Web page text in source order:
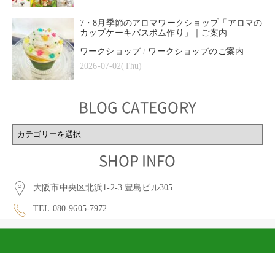
7・8月季節のアロマワークショップ「アロマの
カップケーキバスボム作り」｜ご案内
ワークショップ/ ワークショップのご案内
2026-07-02(Thu)
BLOG CATEGORY
BLOG
CATEGORY
SHOP INFO
大阪市中央区北浜1-2-3 豊島ビル305
TEL.080-9605-7972